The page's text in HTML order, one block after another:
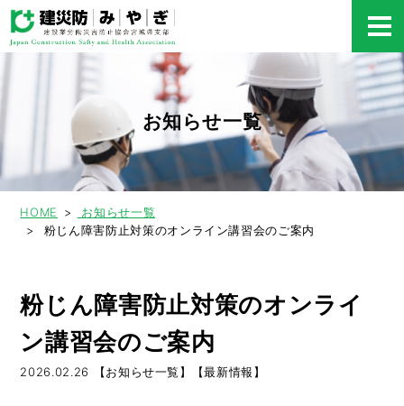
お知らせ一覧
HOME
お知らせ一覧
粉じん障害防止対策のオンライン講習会のご案内
粉じん障害防止対策のオンライ
ン講習会のご案内
2026.02.26 【お知らせ一覧】【最新情報】